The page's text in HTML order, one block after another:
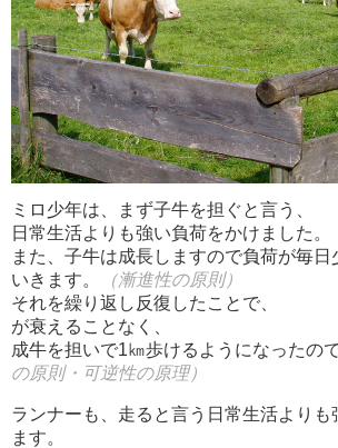
ミロ少年は、まず子牛を担ぐと言う、
日常生活よりも強い負荷をかけました。
また、子牛は成長しますので負荷が毎日
いきます。
（漸進性の原則）
それを繰り返し反復したことで、
が衰えることなく、
成牛を担いで1㎞歩けるようになったの
の原則・可逆性の原理）
ランナーも、走ると言う日常生活よりも
ます。